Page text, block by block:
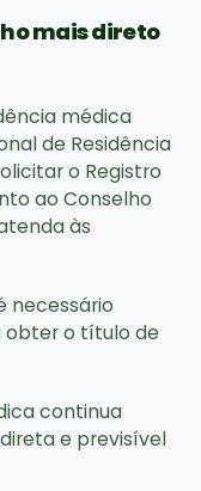
mais direto
médica
de Residência
o Registro
ao Conselho
às
necessário
obter o título de
continua
e previsível